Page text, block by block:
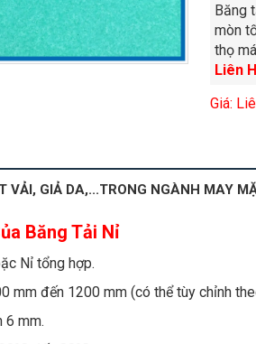
Băng
mòn
thọ
Liên
Giá:
VẢI, GIẢ DA,...TRONG NGÀNH MAY
Băng Tải Nỉ
Nỉ tổng hợp.
mm đến 1200 mm (có thể tùy chỉnh
6 mm.